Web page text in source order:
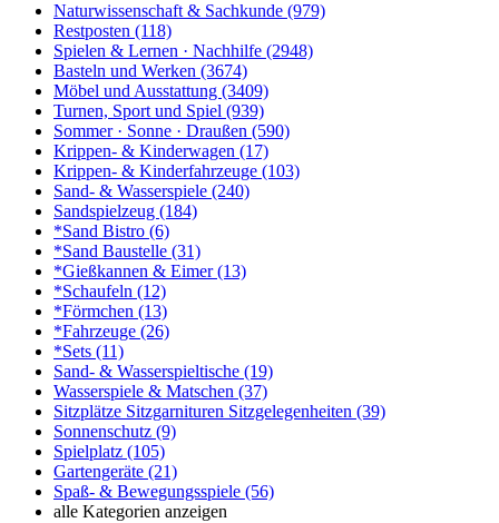
Naturwissenschaft & Sachkunde (979)
Restposten (118)
Spielen & Lernen · Nachhilfe (2948)
Basteln und Werken (3674)
Möbel und Ausstattung (3409)
Turnen, Sport und Spiel (939)
Sommer · Sonne · Draußen (590)
Krippen- & Kinderwagen (17)
Krippen- & Kinderfahrzeuge (103)
Sand- & Wasserspiele (240)
Sandspielzeug (184)
*Sand Bistro (6)
*Sand Baustelle (31)
*Gießkannen & Eimer(13)
*Schaufeln (12)
*Förmchen (13)
*Fahrzeuge (26)
*Sets (11)
Sand- & Wasserspieltische (19)
Wasserspiele & Matschen (37)
Sitzplätze Sitzgarnituren Sitzgelegenheiten (39)
Sonnenschutz (9)
Spielplatz (105)
Gartengeräte (21)
Spaß- & Bewegungsspiele (56)
alle Kategorien anzeigen